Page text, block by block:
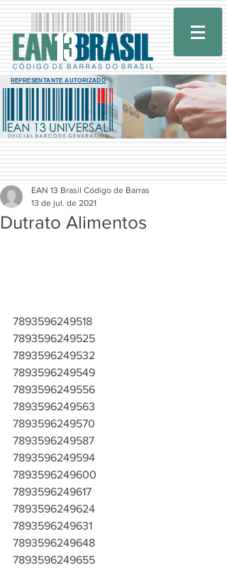
REPRESENTANTE AUTORIZADO
Dutrato Alimentos
EAN 13 Brasil Código de Barras
13 de jul. de 2021
7893596249518
7893596249525
7893596249532
7893596249549
7893596249556
7893596249563
7893596249570
7893596249587
7893596249594
7893596249600
7893596249617
7893596249624
7893596249631
7893596249648
7893596249655